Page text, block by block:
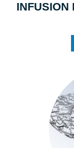
INFUSION